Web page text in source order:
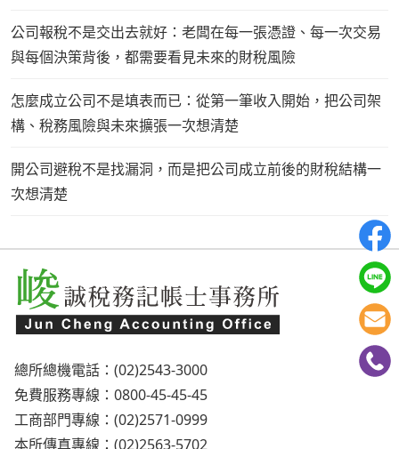
公司報稅不是交出去就好：老闆在每一張憑證、每一次交易
與每個決策背後，都需要看見未來的財稅風險
怎麼成立公司不是填表而已：從第一筆收入開始，把公司架
構、稅務風險與未來擴張一次想清楚
開公司避稅不是找漏洞，而是把公司成立前後的財稅結構一
次想清楚
總所總機電話：(02)2543-3000
免費服務專線：0800-45-45-45
工商部門專線：(02)2571-0999
本所傳真專線：(02)2563-5702